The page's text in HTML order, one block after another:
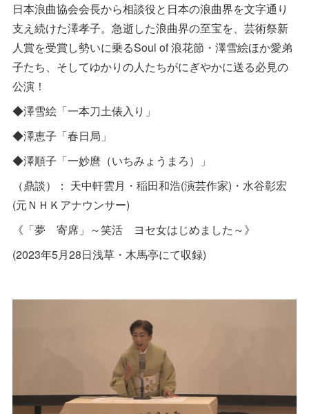
日本浪曲協会会長から相談役と日本の浪曲界を文字通り
支え続けた澤孝子。急逝した浪曲界の至宝を、芸術祭新
人賞を受賞し勢いに乗るSoul of 浪花節・澤雪絵ほか愛弟
子たち、そしてゆかりの人たちがにぎやかに送る必見の
公演！
◆澤雪絵「一本刀土俵入り」
◆澤恵子「春日局」
◆澤順子「一妙麿（いちみょうまろ）」
（鼎談）： 天中軒雲月・稲田和浩(演芸作家)・水谷彰宏
(元ＮＨＫアナウンサー)
《「夢 寄席」～笑活 ヨセ女はじめました～》
(2023年5月28日浅草・木馬亭にて収録)